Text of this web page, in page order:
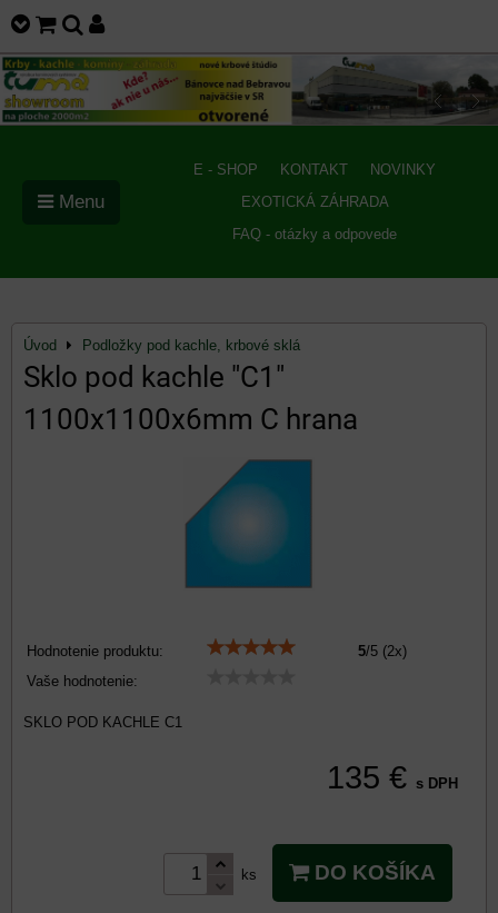
E - SHOP KONTAKT
NOVINKY
EXOTICKÁ ZÁHRADA
FAQ - otázky a odpovede
Menu
Úvod Podložky pod kachle, krbové sklá
Sklo pod kachle "C1"
1100x1100x6mm C hrana
Hodnotenie produktu: 5/5 (2x)
Vaše hodnotenie:
SKLO POD KACHLE C1
135 € s DPH
ks DO KOŠÍKA